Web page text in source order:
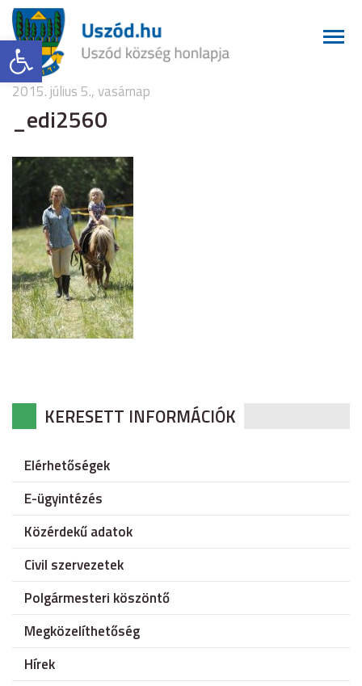
Eszköztár megnyitása
2015. július 5., vasárnap
_edi2560
KERESETT INFORMÁCIÓK
Elérhetőségek
E-ügyintézés
Közérdekű adatok
Civil szervezetek
Polgármesteri köszöntő
Megközelíthetőség
Hírek